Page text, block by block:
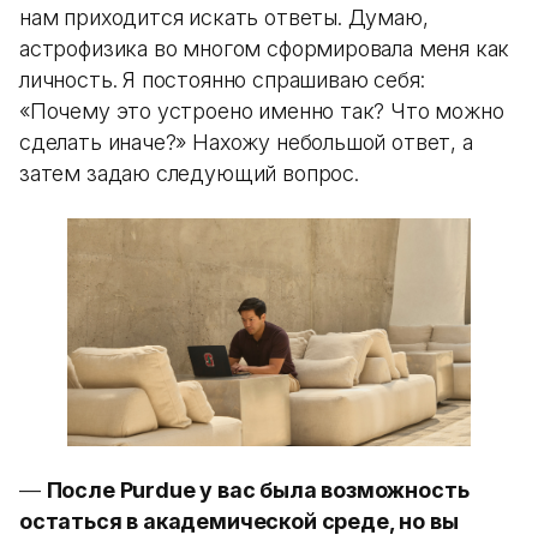
нам приходится искать ответы. Думаю,
астрофизика во многом сформировала меня как
личность. Я постоянно спрашиваю себя:
«Почему это устроено именно так? Что можно
сделать иначе?» Нахожу небольшой ответ, а
затем задаю следующий вопрос.
— После Purdue у вас была возможность
остаться в академической среде, но вы